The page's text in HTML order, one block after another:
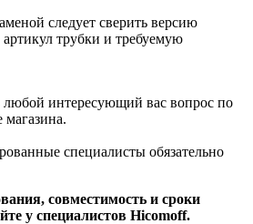
следует сверить версию
трубки и требуемую
любой интересующий вас вопрос по
магазина.
специалисты обязательно
совместимость и сроки
у специалистов Hicomoff.